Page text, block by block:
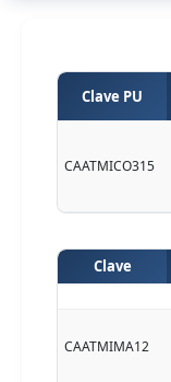
Clave PU
CAATMICO315
Clave
CAATMIMA12